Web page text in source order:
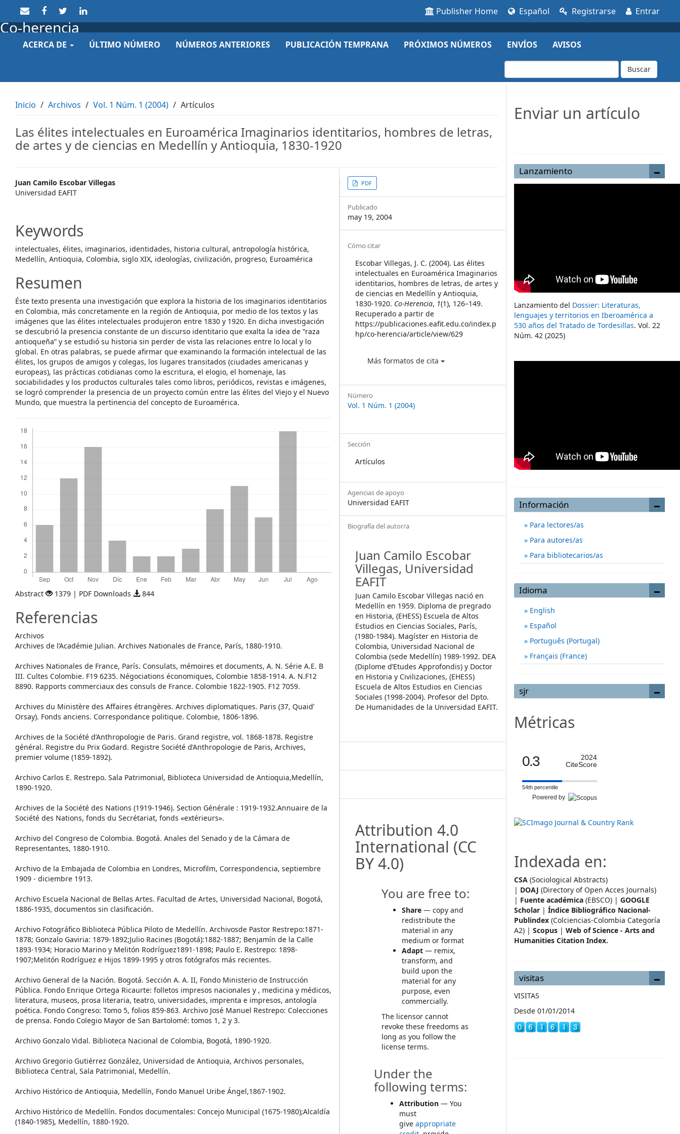
to
page
content
Content
Publisher Home Español Registrarse Entrar
Co-herencia
ACERCA DE ÚLTIMO NÚMERO NÚMEROS ANTERIORES PUBLICACIÓN TEMPRANA PRÓXIMOS NÚMEROS ENVÍOS AVISOS
Buscar
Inicio Archivos Vol. 1 Núm. 1 (2004) Artículos
Las élites intelectuales en Euroamérica Imaginarios identitarios, hombres de letras,
de artes y de ciencias en Medellín y Antioquia, 1830-1920
Main
Article
Juan Camilo Escobar Villegas
Universidad EAFIT
Keywords
intelectuales, élites, imaginarios, identidades, historia cultural, antropología histórica,
Medellín, Antioquia, Colombia, siglo XIX, ideologías, civilización, progreso, Euroamérica
Resumen
Éste texto presenta una investigación que explora la historia de los imaginarios identitarios
en Colombia, más concretamente en la región de Antioquia, por medio de los textos y las
imágenes que las élites intelectuales produjeron entre 1830 y 1920. En dicha investigación
se descubrió la presencia constante de un discurso identitario que exalta la idea de “raza
antioqueña” y se estudió su historia sin perder de vista las relaciones entre lo local y lo
global. En otras palabras, se puede afirmar que examinando la formación intelectual de las
élites, los grupos de amigos y colegas, los lugares transitados (ciudades americanas y
europeas), las prácticas cotidianas como la escritura, el elogio, el homenaje, las
sociabilidades y los productos culturales tales como libros, periódicos, revistas e imágenes,
se logró comprender la presencia de un proyecto común entre las élites del Viejo y el Nuevo
Mundo, que muestra la pertinencia del concepto de Euroamérica.
Abstract 1379 | PDF Downloads 844
Referencias
Archivos
Archives de l’Académie Julian. Archives Nationales de France, París, 1880-1910.
Archives Nationales de France, París. Consulats, mémoires et documents, A. N. Série A.E. B
III. Cultes Colombie. F19 6235. Négociations économiques, Colombie 1858-1914. A. N.F12
8890. Rapports commerciaux des consuls de France. Colombie 1822-1905. F12 7059.
Archives du Ministère des Affaires étrangères. Archives diplomatiques. Paris (37, Quaid’
Orsay). Fonds anciens. Correspondance politique. Colombie, 1806-1896.
Archives de la Société d’Anthropologie de Paris. Grand registre, vol. 1868-1878. Registre
général. Registre du Prix Godard. Registre Société d’Anthropologie de Paris, Archives,
premier volume (1859-1892).
Archivo Carlos E. Restrepo. Sala Patrimonial, Biblioteca Universidad de Antioquia,Medellín,
1890-1920.
Archives de la Société des Nations (1919-1946). Section Générale : 1919-1932.Annuaire de la
Société des Nations, fonds du Secrétariat, fonds «extérieurs».
Archivo del Congreso de Colombia. Bogotá. Anales del Senado y de la Cámara de
Representantes, 1880-1910.
Archivo de la Embajada de Colombia en Londres, Microfilm, Correspondencia, septiembre
1909 - diciembre 1913.
Archivo Escuela Nacional de Bellas Artes. Facultad de Artes, Universidad Nacional, Bogotá,
1886-1935, documentos sin clasificación.
Archivo Fotográfico Biblioteca Pública Piloto de Medellín. Archivosde Pastor Restrepo:1871-
1878; Gonzalo Gaviria: 1879-1892;Julio Racines (Bogotá):1882-1887; Benjamín de la Calle
1893-1934; Horacio Marino y Melitón Rodríguez1891-1898; Paulo E. Restrepo: 1898-
1907;Melitón Rodríguez e Hijos 1899-1995 y otros fotógrafos más recientes.
Archivo General de la Nación. Bogotá. Sección A. A. II, Fondo Ministerio de Instrucción
Pública. Fondo Enrique Ortega Ricaurte: folletos impresos nacionales y , medicina y médicos,
literatura, museos, prosa literaria, teatro, universidades, imprenta e impresos, antología
poética. Fondo Congreso: Tomo 5, folios 859-863. Archivo José Manuel Restrepo: Colecciones
de prensa. Fondo Colegio Mayor de San Bartolomé: tomos 1, 2 y 3.
Archivo Gonzalo Vidal. Biblioteca Nacional de Colombia, Bogotá, 1890-1920.
Archivo Gregorio Gutiérrez González, Universidad de Antioquia, Archivos personales,
Biblioteca Central, Sala Patrimonial, Medellín.
Archivo Histórico de Antioquia, Medellín, Fondo Manuel Uribe Ángel,1867-1902.
Archivo Histórico de Medellín. Fondos documentales: Concejo Municipal (1675-1980);Alcaldía
(1840-1985), Medellín, 1880-1920.
Article
Sidebar
PDF
Publicado
may 19, 2004
Article
Details
Cómo citar
Escobar Villegas, J. C. (2004). Las élites
intelectuales en Euroamérica Imaginarios
identitarios, hombres de letras, de artes y
de ciencias en Medellín y Antioquia,
1830-1920. Co-Herencia, 1(1), 126–149.
Recuperado a partir de
https://publicaciones.eafit.edu.co/index.p
hp/co-herencia/article/view/629
Más formatos de cita
Número
Vol. 1 Núm. 1 (2004)
Sección
Artículos
Agencias de apoyo
Universidad EAFIT
Biografía del autor/a
Juan Camilo Escobar
Villegas, Universidad
EAFIT
Juan Camilo Escobar Villegas nació en
Medellín en 1959. Diploma de pregrado
en Historia, (EHESS) Escuela de Altos
Estudios en Ciencias Sociales, París,
(1980-1984). Magíster en Historia de
Colombia, Universidad Nacional de
Colombia (sede Medellín) 1989-1992. DEA
(Diplome d’Etudes Approfondis) y Doctor
en Historia y Civilizaciones, (EHESS)
Escuela de Altos Estudios en Ciencias
Sociales (1998-2004). Profesor del Dpto.
De Humanidades de la Universidad EAFIT.
Attribution 4.0
International (CC
BY 4.0)
You are free to:
Share — copy and
redistribute the
material in any
medium or format
Adapt — remix,
transform, and
build upon the
material for any
purpose, even
commercially.
The licensor cannot
revoke these freedoms as
long as you follow the
license terms.
Under the
following terms:
Attribution — You
must
giveappropriate
Enviar un artículo
Lanzamiento
Lanzamiento del Dossier: Literaturas,
lenguajes y territorios en Iberoamérica a
530 años del Tratado de Tordesillas. Vol. 22
Núm. 42 (2025)
Información
Para lectores/as
Para autores/as
Para bibliotecarios/as
Idioma
English
Español
Português (Portugal)
Français (France)
sjr
Métricas
0.3
2024
CiteScore
54th percentile
Powered by
Indexada en:
CSA (Sociological Abstracts)
| DOAJ (Directory of Open Acces Journals)
| Fuente académica (EBSCO) | GOOGLE
Scholar| Índice Bibliográfico Nacional-
Publindex (Colciencias-Colombia Categoría
A2) | Scopus | Web of Science - Arts and
Humanities Citation Index.
visitas
VISITAS
Desde 01/01/2014